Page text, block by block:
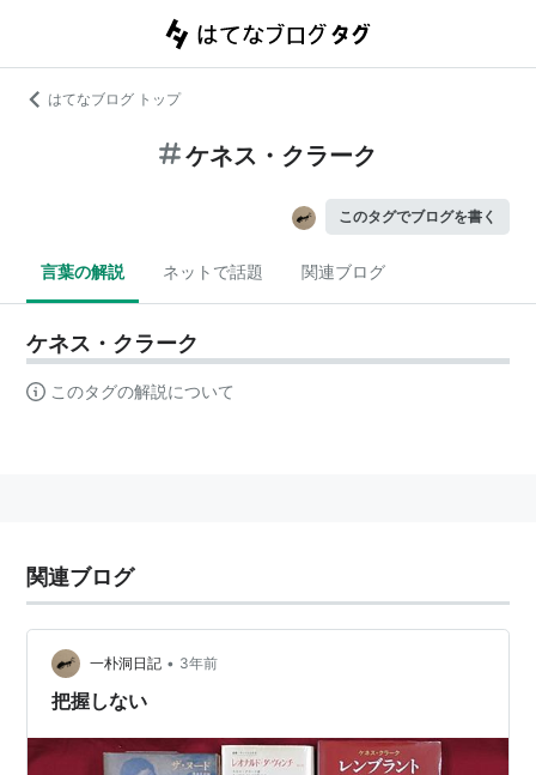
はてなブログ トップ
ケネス・クラーク
このタグでブログを書く
言葉の解説 ネットで話題 関連ブログ
ケネス・クラーク
このタグの解説について
関連ブログ
一朴洞日記 • 3年前
把握しない